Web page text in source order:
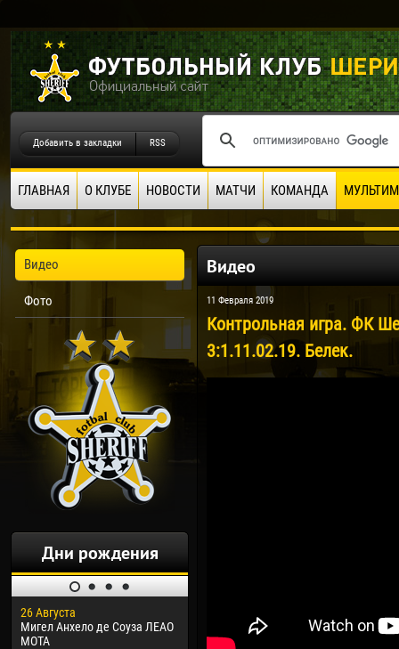
Добавить в закладки RSS
ГЛАВНАЯ О КЛУБЕ НОВОСТИ МАТЧИ КОМАНДА
Видео
Фото
Дни рождения
26 Августа
Мигел Анхело де Соуза ЛЕАО
МОТА
Дорасо Морео КЛАС
Видео
11 Февраля 2019
Контрольная игра. ФК
3:1.11.02.19. Белек.